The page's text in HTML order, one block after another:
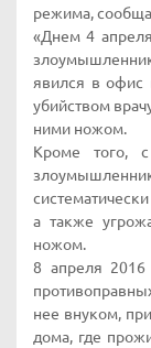
режима,
«Днем 4
явился в офис
убийством
ними ножом.
Кроме того,
а также
ножом.
8 апреля
нее внуком,
дома, где